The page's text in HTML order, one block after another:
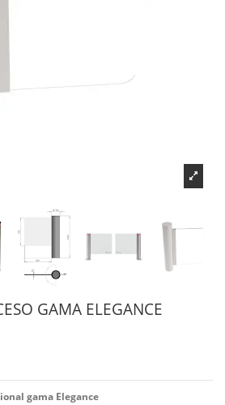
GAMA ELEGANCE
gama Elegance